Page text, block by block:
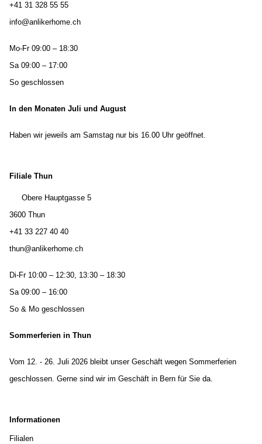
Informationen
Filialen
+41 31 328 55 55
info@anlikerhome.ch
Mo-Fr 09:00 – 18:30
Sa 09:00 – 17:00
So geschlossen
In den Monaten Juli und August
Haben wir jeweils am Samstag nur bis 16.00 Uhr geöffnet.
Filiale Thun
Obere Hauptgasse 5
3600 Thun
+41 33 227 40 40
thun@anlikerhome.ch
Di-Fr 10:00 – 12:30, 13:30 – 18:30
Sa 09:00 – 16:00
So & Mo geschlossen
Sommerferien in Thun
Vom 12. - 26. Juli 2026 bleibt unser Geschäft wegen Sommerferien
geschlossen. Gerne sind wir im Geschäft in Bern für Sie da.